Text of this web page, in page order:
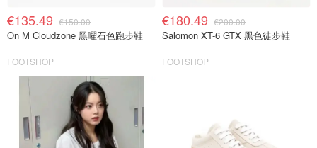
€135.49 €150.00
On M Cloudzone 黑曜石色跑步鞋
FOOTSHOP
€180.49 €200.00
Salomon XT-6 GTX 黑色徒步鞋
FOOTSHOP